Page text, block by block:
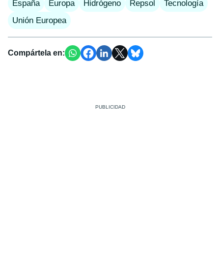
España Europa Hidrógeno Repsol
Tecnología
Unión Europea
Compártela en: